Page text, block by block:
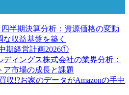
半期決算分析：資源価格の変動
収益基盤を築く
期経営計画2026①
ィングス株式会社の業界分析：
ア市場の成長と課題
収!?お家のデータがAmazonの手中